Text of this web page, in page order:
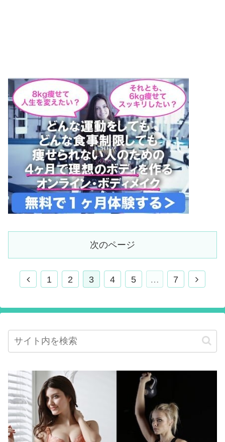
次のページ
1 2 3 4 5 … 7